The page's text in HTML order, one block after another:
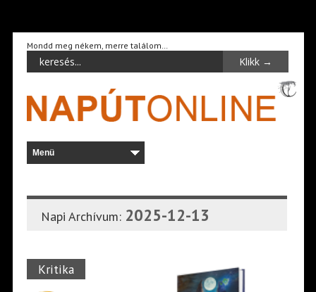
Mondd meg nékem, merre találom…
Napi Archívum: 2025-12-13
Kritika